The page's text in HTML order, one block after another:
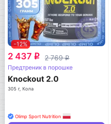
-12%
2 437 q 2 769q
Предтреник в порошке
Knockout 2.0
305 г, Кола
Olimp Sport Nutrition